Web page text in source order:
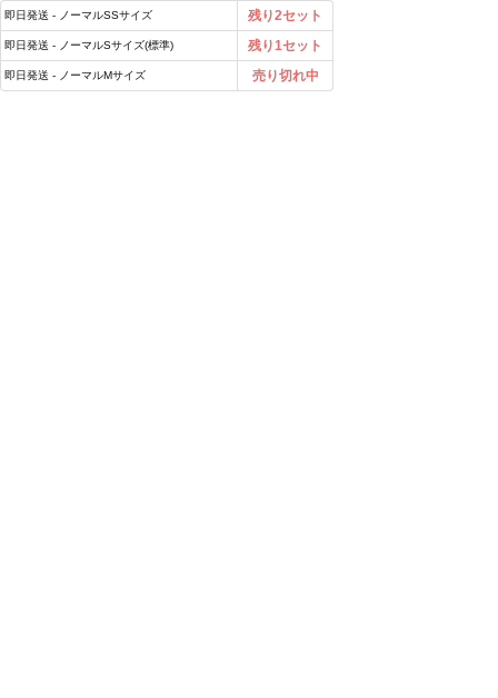
即日発送 - ノーマルSSサイズ 残り2セット
即日発送 - ノーマルSサイズ(標準) 残り1セット
即日発送 - ノーマルMサイズ 売り切れ中